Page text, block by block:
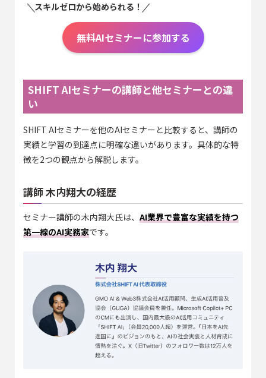
スキルゼロから始められる！
無料AIセミナーに参加する
SHIFT AIセミナーの講師と他セミナーとの違
い
SHIFT AIセミナーを他のAIセミナーと比較すると、講師の
実績と学習の到達点に明確な違いがあります。具体的な特
徴を2つの観点から解説します。
講師 木内翔大の経歴
セミナー講師の木内翔大氏は、 AI業界で豊富な実績を持つ
第一線のAI実務家です。